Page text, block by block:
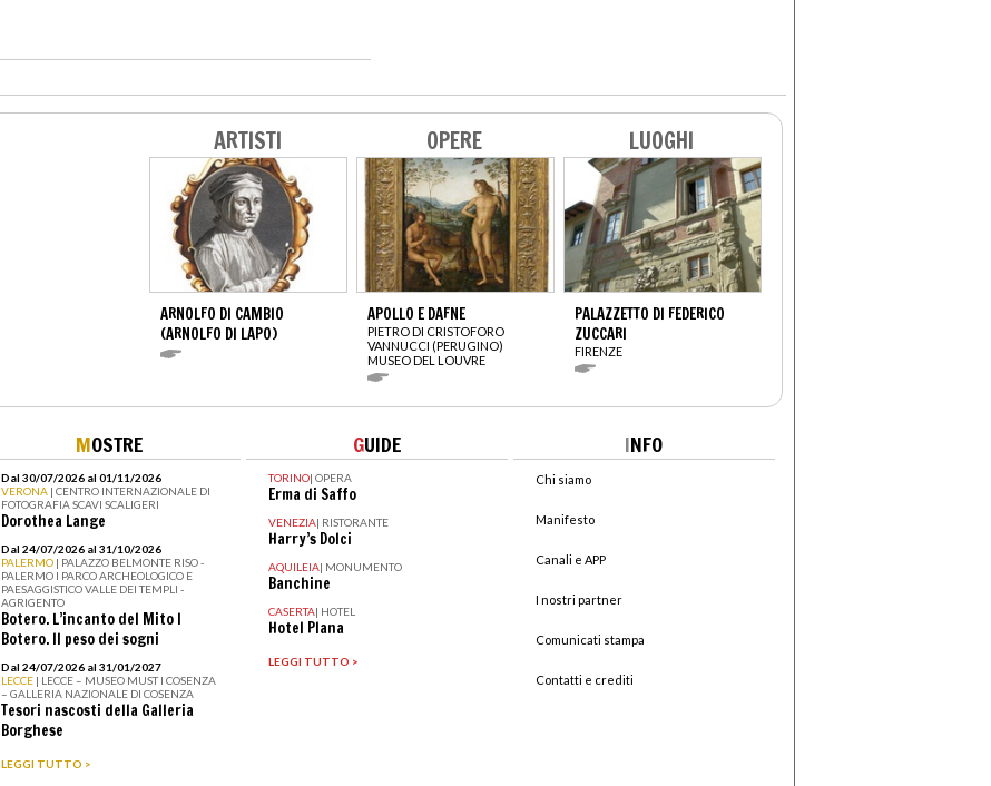
ARTISTI
ARNOLFO DI CAMBIO
(ARNOLFO DI LAPO)
OPERE
APOLLO E DAFNE
PIETRO DI CRISTOFORO
VANNUCCI (PERUGINO)
MUSEO DEL LOUVRE
LUOGHI
PALAZZETTO DI FEDERICO
ZUCCARI
FIRENZE
MOSTRE
Dal 30/07/2026 al 01/11/2026
VERONA | CENTRO INTERNAZIONALE DI
FOTOGRAFIA SCAVI SCALIGERI
Dorothea Lange
Dal 24/07/2026 al 31/10/2026
PALERMO | PALAZZO BELMONTE RISO -
PALERMO I PARCO ARCHEOLOGICO E
PAESAGGISTICO VALLE DEI TEMPLI -
AGRIGENTO
Botero. L’incanto del Mito I
Botero. Il peso dei sogni
Dal 24/07/2026 al 31/01/2027
LECCE | LECCE – MUSEO MUST I COSENZA
– GALLERIA NAZIONALE DI COSENZA
Tesori nascosti della Galleria
Borghese
LEGGI TUTTO >
GUIDE
TORINO| OPERA
Erma di Saffo
VENEZIA| RISTORANTE
Harry’s Dolci
AQUILEIA| MONUMENTO
Banchine
CASERTA| HOTEL
Hotel Plana
LEGGI TUTTO >
INFO
Chi siamo
Manifesto
Canali e APP
I nostri partner
Comunicati stampa
Contatti e crediti